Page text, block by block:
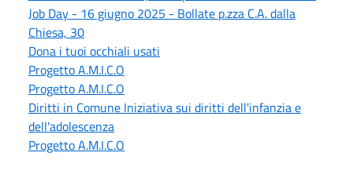
Job Day - 16 giugno 2025 - Bollate p.zza C.A. dalla
Chiesa, 30
Dona i tuoi occhiali usati
Progetto A.M.I.C.O
Progetto A.M.I.C.O
Diritti in Comune Iniziativa sui diritti dell'infanzia e
dell'adolescenza
Progetto A.M.I.C.O